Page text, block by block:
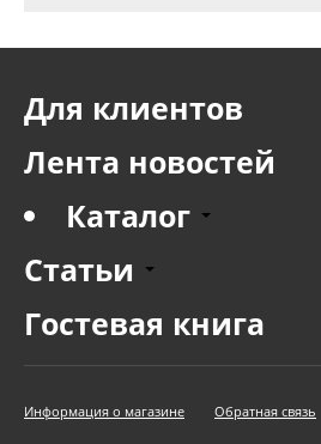
Для клиентов
Лента новостей
Каталог
Статьи
Гостевая книга
Информация о магазине Обратная связь